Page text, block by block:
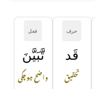
حرف
قَد
تحقیق
فعل
تَّبَيَّنَ
واضح ہوچکی